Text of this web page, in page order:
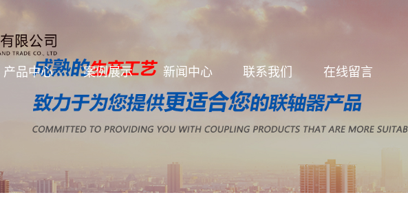
产品中心 案例展示 新闻中心 联系我们 在线留言